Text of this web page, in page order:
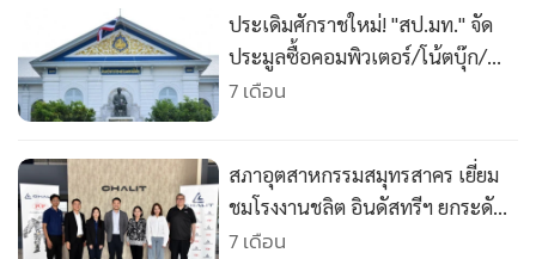
Cyber BIZ
• ผู้จัดกวน
• Good health & Well-being
• Green Innovation & SD
• Management & HR
• MGR Live
• Infographic
ประเดิมศักราชใหม่! "สป.มท." จัด
ประมูลซื้อคอมพิวเตอร์/โน้ตบุ๊ก/
ซอฟแวร์ สเปกราชการ รวม 1300
7 เดือน
สภาอุตสาหกรรมสมุทรสาคร เยี่ยม
ชมโรงงานชลิต อินดัสทรีฯ ยกระดับ
อะไหล่ยานยนต์ไทยสู่มาตรฐาน
7 เดือน